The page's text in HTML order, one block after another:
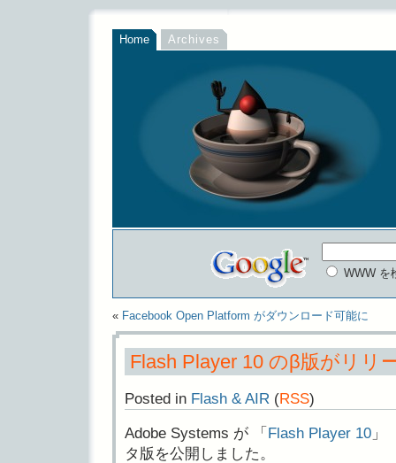
Home Archives
WWW を
« Facebook Open Platform がダウンロード可能に
Flash Player 10 のβ版がリリ
Posted in Flash & AIR (RSS)
Adobe Systems が 「 Flash Player 10 」
タ版を公開しました。